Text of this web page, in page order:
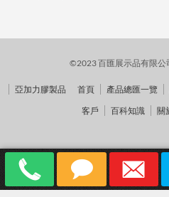
©2023 百匯展示品有限公
亞加力膠製品 首頁 產品總匯一覽
客戶
百科知識 關